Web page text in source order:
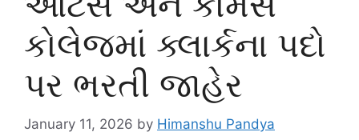
કોલેજમાં ક્લાર્કના પદો
પર ભરતી જાહેર
January 11, 2026 by Himanshu Pandya